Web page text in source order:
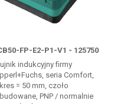
FP-E2-P1-V1 - 125750
indukcyjny firmy
seria Comfort,
= 50 mm, czoło
PNP / normalnie